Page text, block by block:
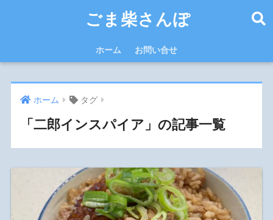
ごま柴さんぽ
ホーム お問い合せ
ホーム タグ
「二郎インスパイア」の記事一覧